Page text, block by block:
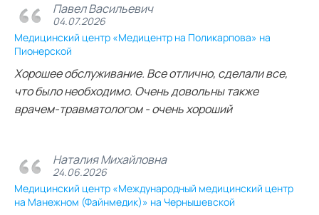
Павел Васильевич
04.07.2026
Медицинский центр «Медицентр на Поликарпова» на
Пионерской
Хорошее обслуживание. Все отлично, сделали все,
что было необходимо. Очень довольны также
врачем-травматологом - очень хороший
Наталия Михайловна
24.06.2026
Медицинский центр «Международный медицинский центр
на Манежном (Файнмедик)» на Чернышевской